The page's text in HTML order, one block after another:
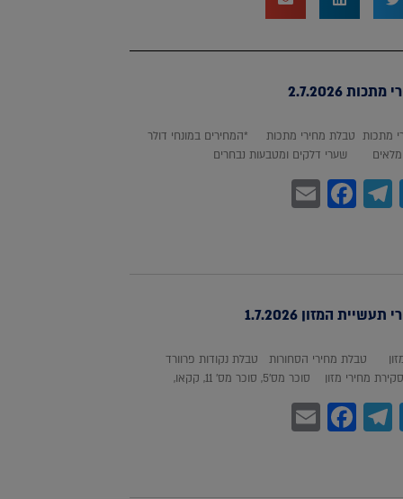
2.7.2026
מתכות טבלת מחירי מתכות *המחירים במונחי דולר
שערי דלקים ומטבעות נבחרים
Twitter
Telegram
Facebook
Email
המזון 1.7.2026
טבלת מחירי הסחורות טבלת נקודות פרוורד
מזון סוכר מס'5, סוכר מס' 11, קקאו,
Twitter
Telegram
Facebook
Email